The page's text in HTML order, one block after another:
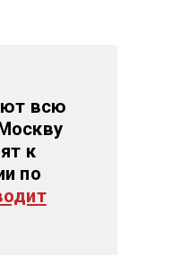
всю
к
по